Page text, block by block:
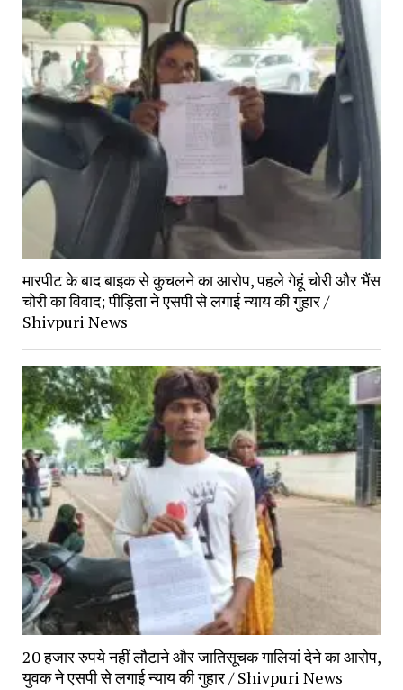
मारपीट के बाद बाइक से कुचलने का आरोप, पहले गेहूं चोरी और भैंस
चोरी का विवाद; पीड़िता ने एसपी से लगाई न्याय की गुहार /
Shivpuri News
20 हजार रुपये नहीं लौटाने और जातिसूचक गालियां देने का आरोप,
युवक ने एसपी से लगाई न्याय की गुहार / Shivpuri News